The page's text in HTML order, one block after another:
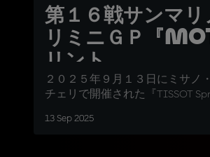
第１６戦サンマ
リミニＧＰ『
リント
２０２５年９月１３日にミサノ
チェリで開催された『TISSOT
13 Sep 2025